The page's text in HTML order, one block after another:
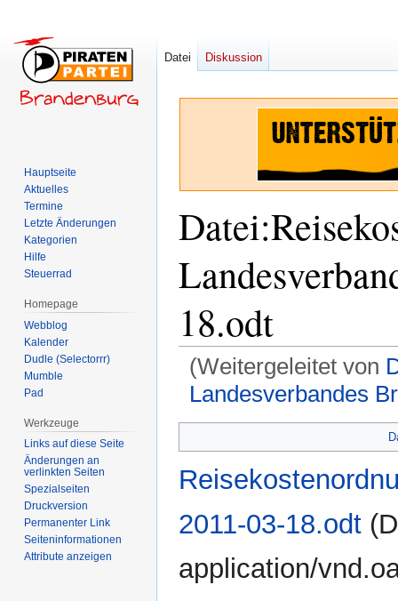
Datei:
18.odt
(Weitergeleitet von
Landesverbandes
Navigation
springen
Suche
springen
2011-03-18.odt
application/
Datei Diskussion
Hauptseite
Aktuelles
Termine
Letzte Änderungen
Kategorien
Hilfe
Steuerrad
Homepage
Webblog
Kalender
Dudle (Selectorrr)
Mumble
Pad
Werkzeuge
Links auf diese Seite
Änderungen an
verlinkten Seiten
Spezialseiten
Druckversion
Permanenter Link
Seiten­­informationen
Attribute anzeigen